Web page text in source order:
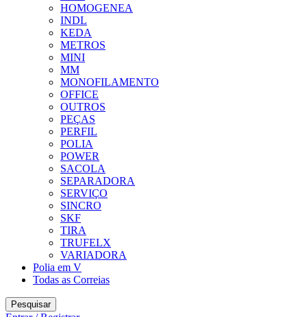
HOMOGENEA
INDL
KEDA
METROS
MINI
MM
MONOFILAMENTO
OFFICE
OUTROS
PEÇAS
PERFIL
POLIA
POWER
SACOLA
SEPARADORA
SERVIÇO
SINCRO
SKF
TIRA
TRUFELX
VARIADORA
Polia em V
Todas as Correias
Pesquisar